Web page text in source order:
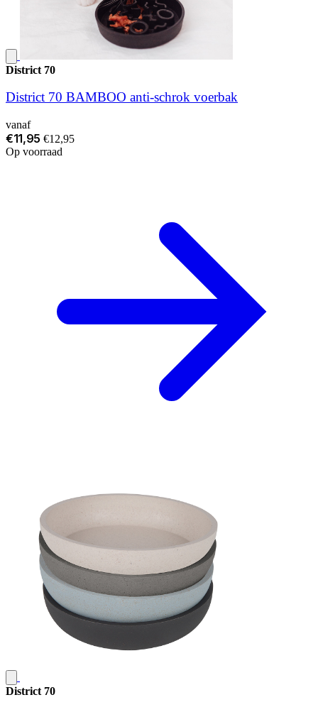
District 70
District 70 BAMBOO anti-schrok voerbak
vanaf
€11,95 €12,95
Op voorraad
District 70